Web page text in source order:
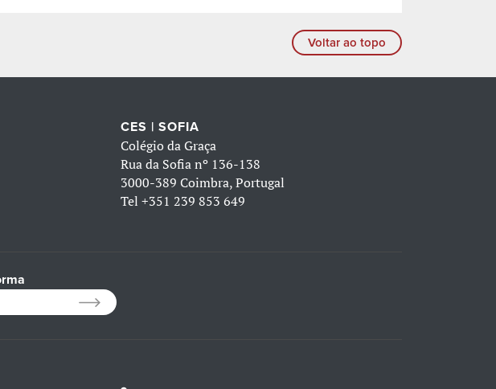
Voltar ao topo
CES | SOFIA
Colégio da Graça
Rua da Sofia nº 136-138
3000-389 Coimbra, Portugal
Tel +351 239 853 649